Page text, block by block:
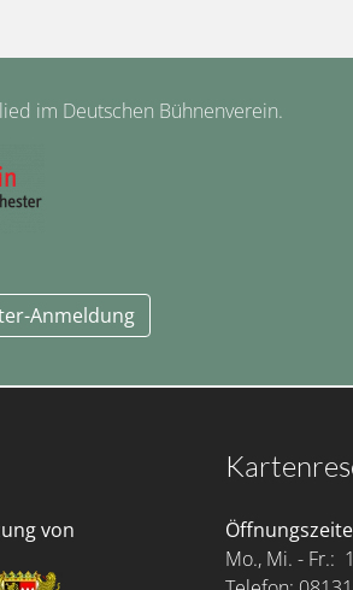
im Deutschen Bühnenverein.
Anmeldung
von
Mo., Mi. - Fr.: